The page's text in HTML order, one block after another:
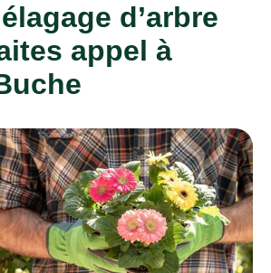
d’arbre
appel à